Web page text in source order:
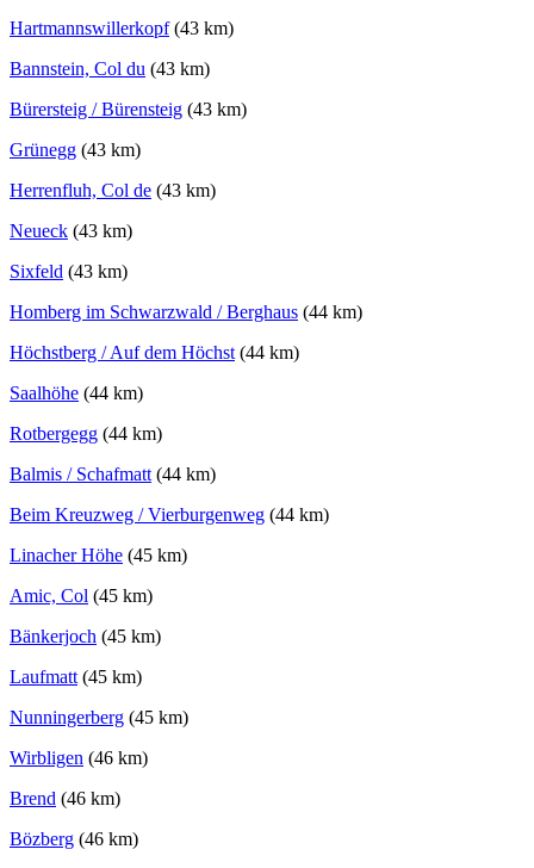
Hartmannswillerkopf(43 km)
Bannstein, Col du (43 km)
Bürersteig / Bürensteig (43 km)
Grünegg (43 km)
Herrenfluh, Col de (43 km)
Neueck (43 km)
Sixfeld (43 km)
Homberg im Schwarzwald / Berghaus (44 km)
Höchstberg / Auf dem Höchst(44 km)
Saalhöhe (44 km)
Rotbergegg (44 km)
Balmis / Schafmatt(44 km)
Beim Kreuzweg / Vierburgenweg (44 km)
Linacher Höhe (45 km)
Amic, Col (45 km)
Bänkerjoch (45 km)
Laufmatt(45 km)
Nunningerberg (45 km)
Wirbligen (46 km)
Brend (46 km)
Bözberg (46 km)